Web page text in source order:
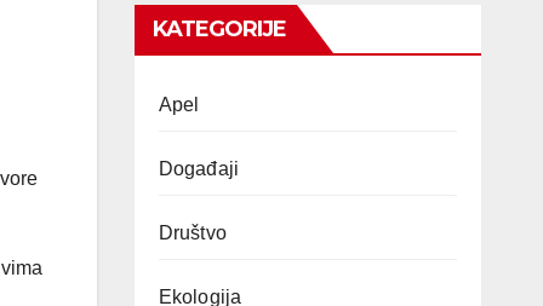
KATEGORIJE
Apel
Događaji
Društvo
Ekologija